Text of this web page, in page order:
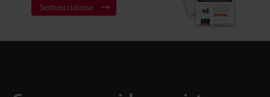
Sottoscrizione